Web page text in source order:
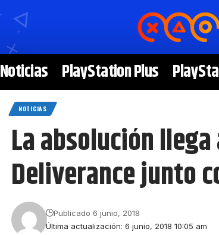
Noticias PlayStation Plus
NOTICIAS
La absolución
Deliverance junto
Última actualización: 6 junio, 2018 10:05 am
Publicado 6 junio, 2018